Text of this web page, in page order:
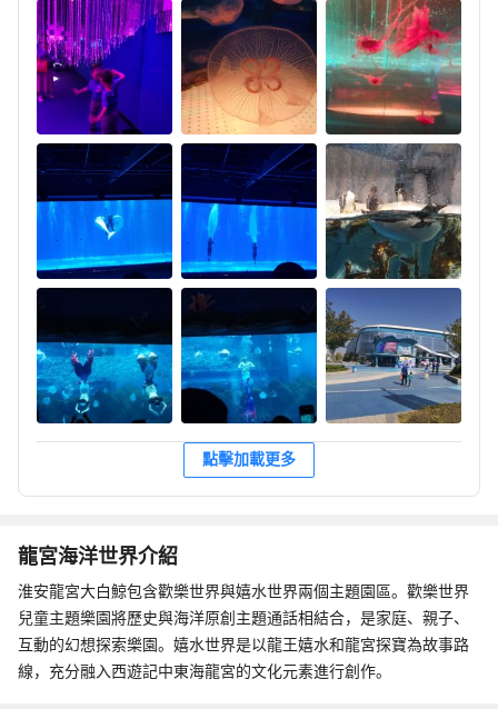
孩子挺喜歡在裏面玩的，也不怕冷！不開心的就是停車還收費
景色不錯，值得推薦，
點擊加載更多
龍宮海洋世界介紹
淮安龍宮大白鯨包含歡樂世界與嬉水世界兩個主題園區。歡樂世界
兒童主題樂園將歷史與海洋原創主題通話相結合，是家庭、親子、
互動的幻想探索樂園。嬉水世界是以龍王嬉水和龍宮探寶為故事路
線，充分融入西遊記中東海龍宮的文化元素進行創作。